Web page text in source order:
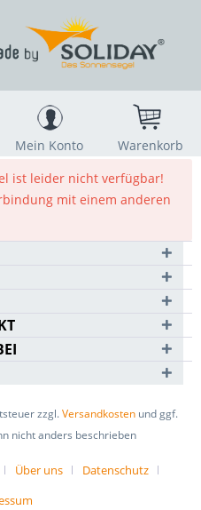
Mein Konto
Warenkorb
ist leider nicht verfügbar!
mit einem anderen
zzgl.Versandkosten und ggf.
nicht anders beschrieben
Über uns
Datenschutz